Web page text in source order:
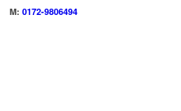
M:0172-9806494